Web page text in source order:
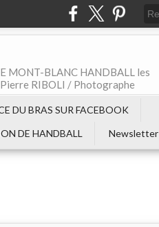
MONT-BLANC HANDBALL les
RIBOLI / Photographe
DU BRAS SUR FACEBOOK
DE HANDBALL Newsletter